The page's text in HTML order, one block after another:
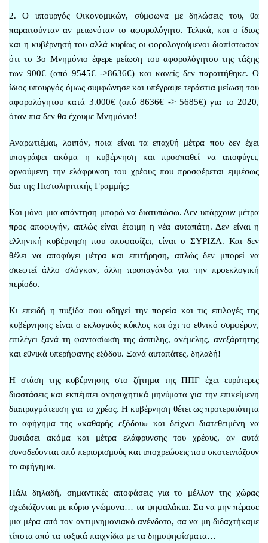
2. Ο υπουργός Οικονομικών, σύμφωνα με δηλώσεις του, θα
παραιτούνταν αν μειωνόταν το αφορολόγητο. Τελικά, και ο ίδιος
και η κυβέρνησή του αλλά κυρίως οι φορολογούμενοι διαπίστωσαν
ότι το 3ο Μνημόνιο έφερε μείωση του αφορολόγητου της τάξης
των 900€ (από 9545€ ->8636€) και κανείς δεν παραιτήθηκε. Ο
ίδιος υπουργός όμως συμφώνησε και υπέγραψε τεράστια μείωση του
αφορολόγητου κατά 3.000€ (από 8636€ -> 5685€) για το 2020,
όταν πια δεν θα έχουμε Μνημόνια!
Αναρωτιέμαι, λοιπόν, ποια είναι τα επαχθή μέτρα που δεν έχει
υπογράψει ακόμα η κυβέρνηση και προσπαθεί να αποφύγει,
αρνούμενη την ελάφρυνση του χρέους που προσφέρεται εμμέσως
δια της Πιστοληπτικής Γραμμής;
Και μόνο μια απάντηση μπορώ να διατυπώσω. Δεν υπάρχουν μέτρα
προς αποφυγήν, απλώς είναι έτοιμη η νέα αυταπάτη. Δεν είναι η
ελληνική κυβέρνηση που αποφασίζει, είναι ο ΣΥΡΙΖΑ. Και δεν
θέλει να αποφύγει μέτρα και επιτήρηση, απλώς δεν μπορεί να
σκεφτεί άλλο σλόγκαν, άλλη προπαγάνδα για την προεκλογική
περίοδο.
Κι επειδή η πυξίδα που οδηγεί την πορεία και τις επιλογές της
κυβέρνησης είναι ο εκλογικός κύκλος και όχι το εθνικό συμφέρον,
επιλέγει ξανά τη φαντασίωση της άσπιλης, ανέμελης, ανεξάρτητης
και εθνικά υπερήφανης εξόδου. Ξανά αυταπάτες, δηλαδή!
Η στάση της κυβέρνησης στο ζήτημα της ΠΠΓ έχει ευρύτερες
διαστάσεις και εκπέμπει ανησυχητικά μηνύματα για την επικείμενη
διαπραγμάτευση για το χρέος. Η κυβέρνηση θέτει ως προτεραιότητα
το αφήγημα της «καθαρής εξόδου» και δείχνει διατεθειμένη να
θυσιάσει ακόμα και μέτρα ελάφρυνσης του χρέους, αν αυτά
συνοδεύονται από περιορισμούς και υποχρεώσεις που σκοτεινιάζουν
το αφήγημα.
Πάλι δηλαδή, σημαντικές αποφάσεις για το μέλλον της χώρας
σχεδιάζονται με κύριο γνώμονα… τα ψηφαλάκια. Σα να μην πέρασε
μια μέρα από τον αντιμνημονιακό ανένδοτο, σα να μη διδαχτήκαμε
τίποτα από τα τοξικά παιχνίδια με τα δημοψηφίσματα…